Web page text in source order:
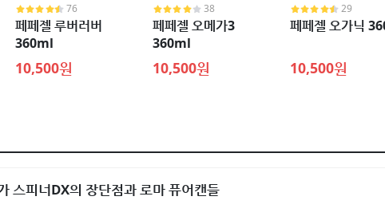
76
페페젤 루버러버
360ml
10,500원
38
페페젤 오메가3
360ml
10,500원
29
페페젤 오가닉
10,500원
스피너DX의 장단점과 로마 퓨어캔들